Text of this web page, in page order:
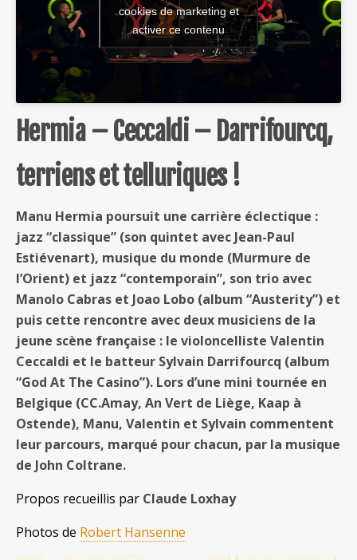
cookies de marketing et
activer ce contenu
Hermia – Ceccaldi – Darrifourcq,
terriens et telluriques !
Manu Hermia poursuit une carrière éclectique :
jazz “classique” (son quintet avec Jean-Paul
Estiévenart), musique du monde (Murmure de
l’Orient) et jazz “contemporain”, son trio avec
Manolo Cabras et Joao Lobo (album “Austerity”) et
puis cette rencontre avec deux musiciens de la
jeune scène française : le violoncelliste Valentin
Ceccaldi et le batteur Sylvain Darrifourcq (album
“God At The Casino”). Lors d’une mini tournée en
Belgique (CC.Amay, An Vert de Liège, Kaap à
Ostende), Manu, Valentin et Sylvain commentent
leur parcours, marqué pour chacun, par la musique
de John Coltrane.
Propos recueillis par Claude Loxhay
Photos de Robert Hansenne